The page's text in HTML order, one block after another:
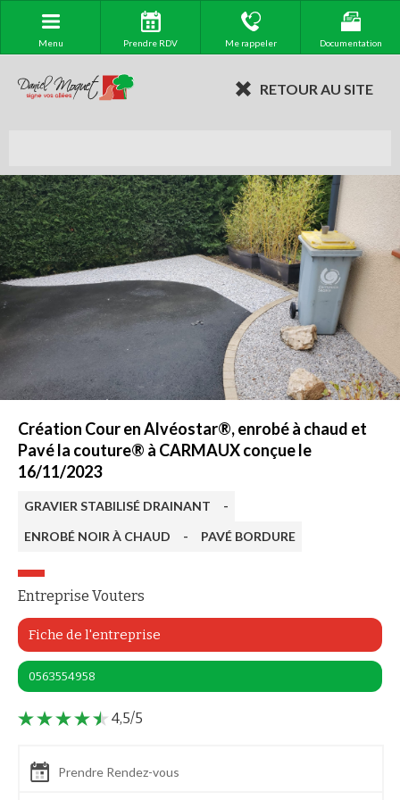
Menu Prendre RDV Me rappeler Documentation
RETOUR AU SITE
Création Cour en Alvéostar®, enrobé à chaud et
Pavé la couture® à CARMAUX conçue le
16/11/2023
GRAVIER STABILISÉ DRAINANT
-
ENROBÉ NOIR À CHAUD
- PAVÉ BORDURE
Entreprise Vouters
Fiche de l'entreprise
0563554958
4,5/5
Prendre Rendez-vous